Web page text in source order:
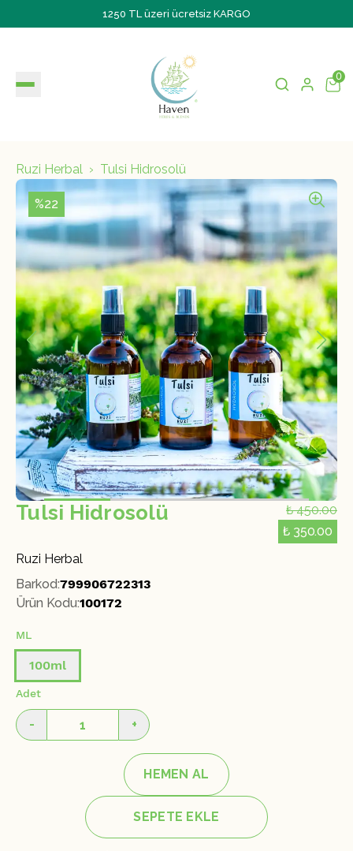
1250 TL üzeri ücretsiz KARGO
0
Ruzi Herbal Tulsi Hidrosolü
%22
Tulsi Hidrosolü
₺ 450.00
₺ 350.00
Ruzi Herbal
Barkod:799906722313
Ürün Kodu:100172
ML
100ml
Adet
- +
HEMEN AL
SEPETE EKLE